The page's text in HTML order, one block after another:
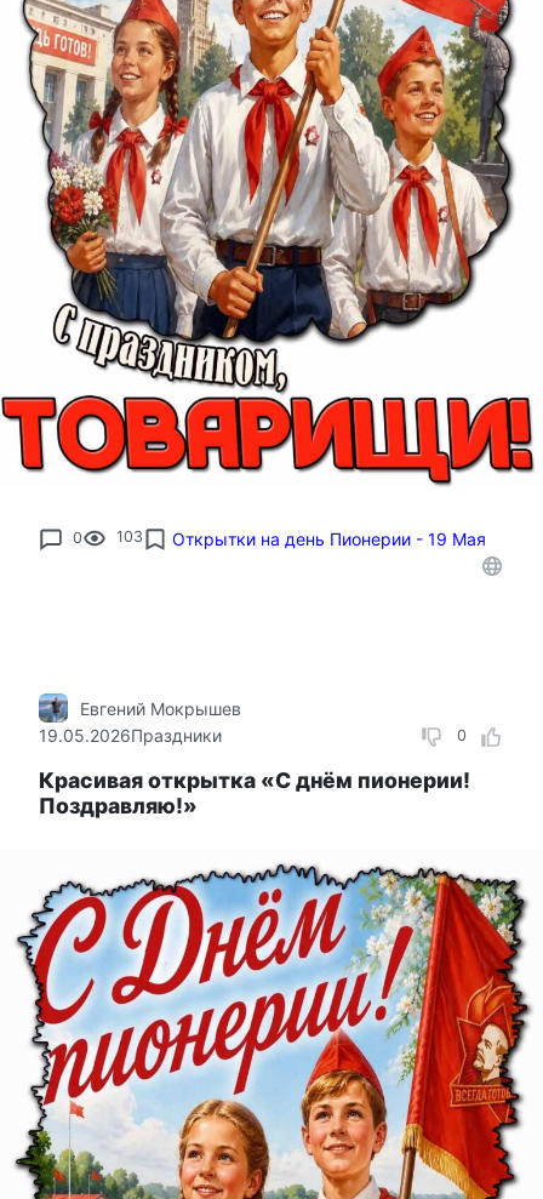
0 103 Открытки на день Пионерии - 19 Мая
0
Евгений Мокрышев
19.05.2026Праздники
Красивая открытка «С днём пионерии!
Поздравляю!»